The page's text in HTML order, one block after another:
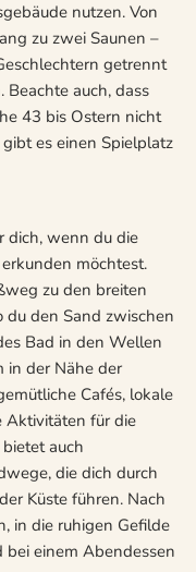
nutzen. Von
zu zwei Saunen –
getrennt
Beachte auch, dass
43 bis Ostern nicht
es einen Spielplatz
dich, wenn du die
möchtest.
zu den breiten
den Sand zwischen
Bad in den Wellen
in der Nähe der
Cafés, lokale
Aktivitäten für die
auch
die dich durch
Küste führen. Nach
in die ruhigen Gefilde
bei einem Abendessen